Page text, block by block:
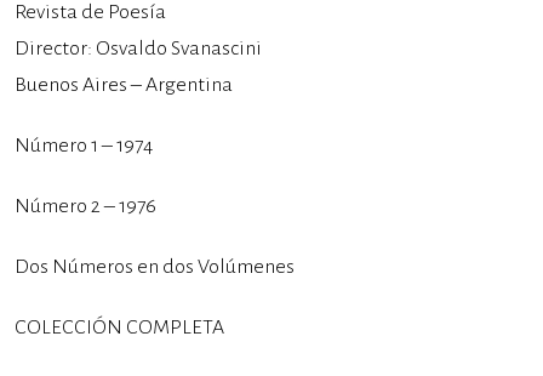
Revista de Poesía
Director: Osvaldo Svanascini
Buenos Aires – Argentina
Número 1 – 1974
Número 2 – 1976
Dos Números en dos Volúmenes
COLECCIÓN COMPLETA